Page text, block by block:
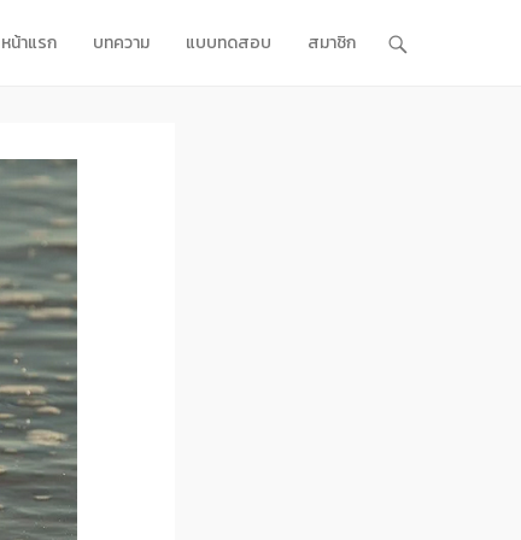
Primary Menu
Skip to content
หน้าแรก บทความ แบบทดสอบ สมาชิก